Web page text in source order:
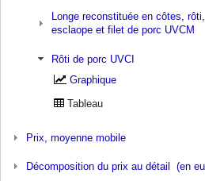
Longe reconstituée en côtes, rôti,
esclaope et filet de porc UVCM
Rôti de porc UVCI
Graphique
Tableau
Prix, moyenne mobile
Décomposition du prix au détail (en